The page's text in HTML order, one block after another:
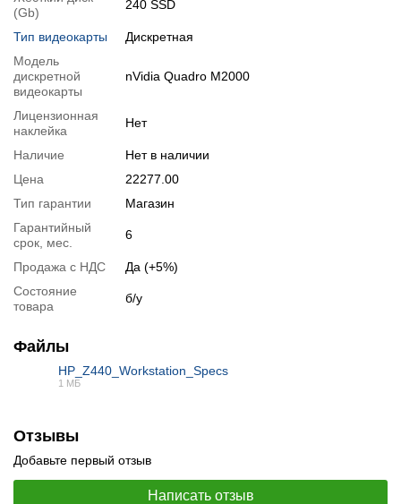
Тестирование процессора:
Спецификация видеокарты:nVidia Quadro M2000
Тестирование видеокарты:
Видеообзоры
📧Запрос оптовой цены
Отслеживать в Instagram
Отслеживать на Facebook
(Gb)
240 SSD
Тип видеокарты
Дискретная
Модель
дискретной
видеокарты
nVidia Quadro M2000
Лицензионная
наклейка
Нет
Наличие
Нет в наличии
Цена
22277.00
Тип гарантии
Магазин
Гарантийный
срок, мес.
6
Продажа с НДС
Да (+5%)
Состояние
товара
б/у
Файлы
HP_Z440_Workstation_Specs
1 МБ
Отзывы
Добавьте первый отзыв
Написать отзыв